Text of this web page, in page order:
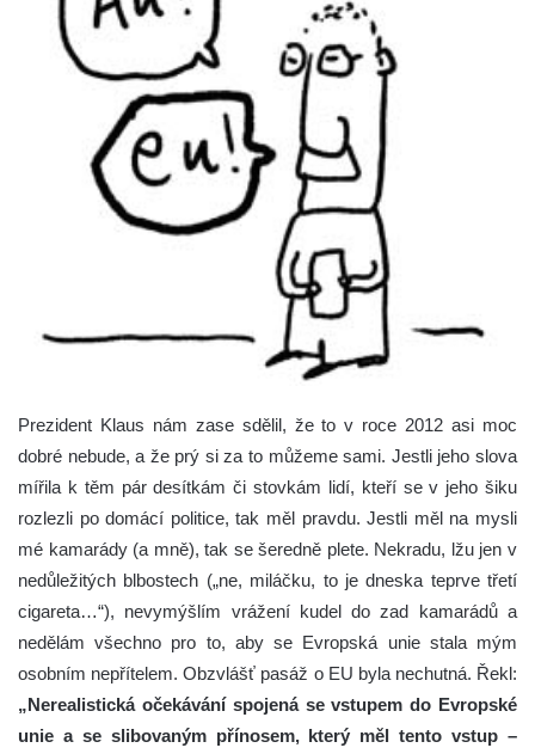
Prezident Klaus nám zase sdělil, že to v roce 2012 asi moc
dobré nebude, a že prý si za to můžeme sami. Jestli jeho slova
mířila k těm pár desítkám či stovkám lidí, kteří se v jeho šiku
rozlezli po domácí politice, tak měl pravdu. Jestli měl na mysli
mé kamarády (a mně), tak se šeredně plete. Nekradu, lžu jen v
nedůležitých blbostech („ne, miláčku, to je dneska teprve třetí
cigareta…“), nevymýšlím vrážení kudel do zad kamarádů a
nedělám všechno pro to, aby se Evropská unie stala mým
osobním nepřítelem.Obzvlášť pasáž o EU byla nechutná. Řekl:
„Nerealistická očekávání spojená se vstupem do Evropské
unie a se slibovaným přínosem, který měl tento vstup –